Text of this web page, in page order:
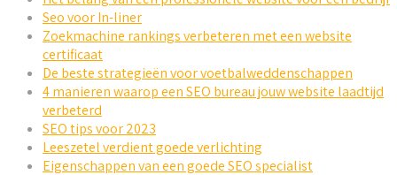
Seo voor In-liner
Zoekmachine rankings verbeteren met een website
certificaat
De beste strategieën voor voetbalweddenschappen
4 manieren waarop een SEO bureau jouw website laadtijd
verbeterd
SEO tips voor 2023
Leeszetel verdient goede verlichting
Eigenschappen van een goede SEO specialist